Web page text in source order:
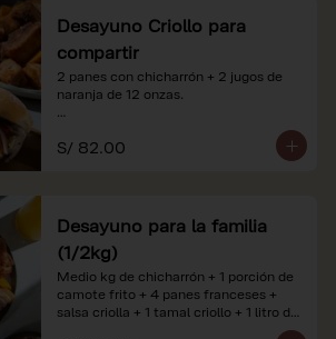
Desayuno Criollo para
compartir
2 panes con chicharrón + 2 jugos de
naranja de 12 onzas.
*Nuestros precios están expresados en
soles e incluyen impuestos de ley y
S/ 82.00
Desayuno para la familia
(1/2kg)
Medio kg de chicharrón + 1 porción de
camote frito + 4 panes franceses +
salsa criolla + 1 tamal criollo + 1 litro de